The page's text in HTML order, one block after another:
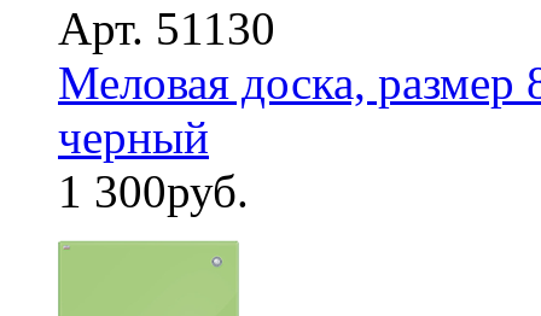
Арт. 51130
Меловая доска,
черный
1 300руб.